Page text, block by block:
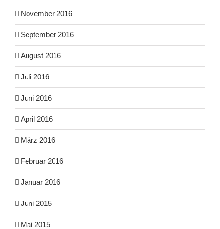
November 2016
September 2016
August 2016
Juli 2016
Juni 2016
April 2016
März 2016
Februar 2016
Januar 2016
Juni 2015
Mai 2015